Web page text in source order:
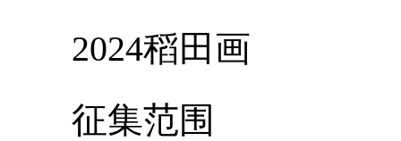
2024稻田画
征集范围